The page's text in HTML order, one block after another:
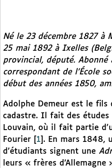
Né le 23 décembre 1827 à
25 mai 1892 à Ixelles
provincial, député. Abonné
correspondant de l’École
début des années 1850,
Adolphe Demeur est le fils
cadastre. Il fait des
Louvain, où il fait partie
Fourier
1 . En mars 1848,
d’étudiants signent une
leurs « frères